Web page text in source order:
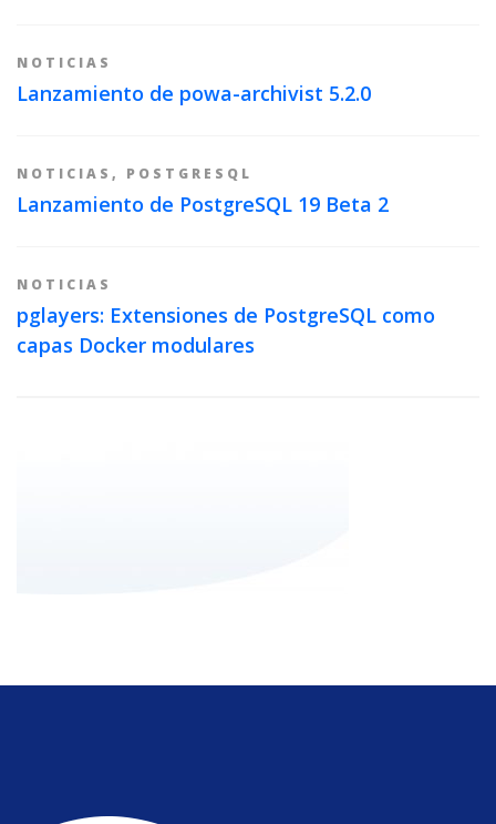
NOTICIAS
Lanzamiento de powa-archivist 5.2.0
NOTICIAS , POSTGRESQL
Lanzamiento de PostgreSQL 19 Beta 2
NOTICIAS
pglayers: Extensiones de PostgreSQL como
capas Docker modulares